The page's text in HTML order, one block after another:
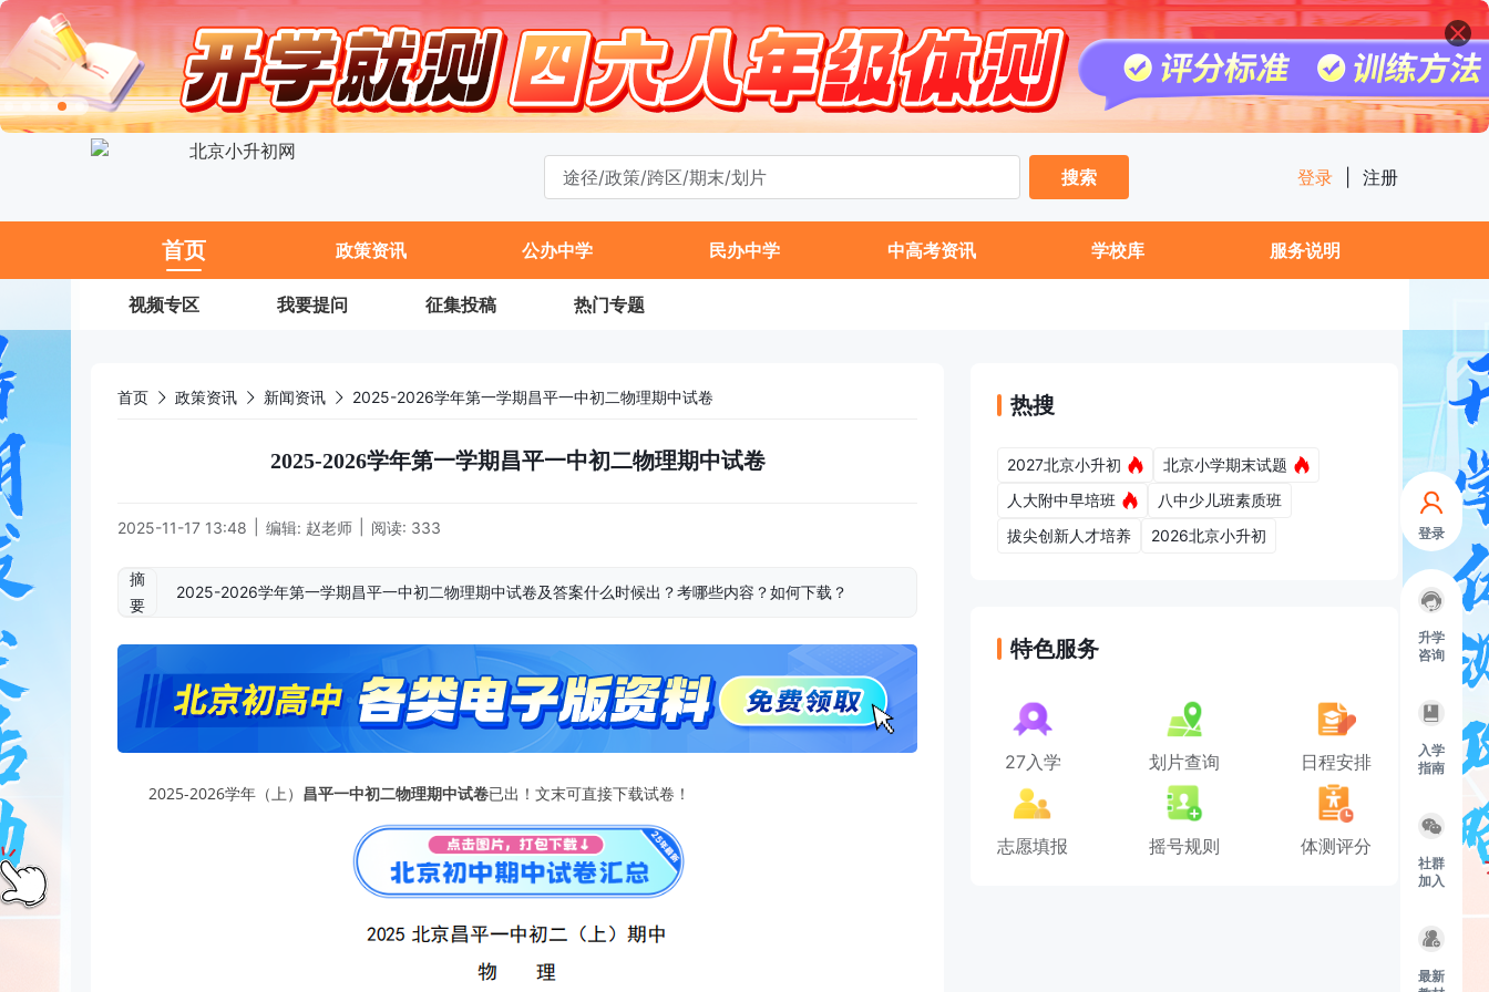
登录
升学
咨询
入学
指南
社群
加入
最新
搜索
登录 注册
首页 政策资讯 公办中学 民办中学 中高考资讯 学校库 服务说明
视频专区 我要提问 征集投稿 热门专题
首页 政策资讯 新闻资讯 2025-2026学年第一学期昌平一中初二物理期中试卷
2025-2026学年第一学期昌平一中初二物理期中试卷
2025-11-17 13:48 编辑: 赵老师 阅读: 333
摘
要
2025-2026学年第一学期昌平一中初二物理期中试卷及答案什么时候出？考哪些内容？如何下载？
2025-2026学年（上） 昌平一中初二物理期中试卷已出！文末可直接下载试卷！
热搜
2027北京小升初
北京小学期末试题
人大附中早培班
八中少儿班素质班
拔尖创新人才培养
2026北京小升初
特色服务
27入学 划片查询 日程安排
志愿填报 摇号规则 体测评分